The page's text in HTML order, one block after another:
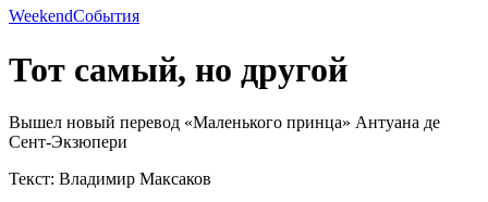
WeekendСобытия
Тот самый, но другой
Вышел новый перевод «Маленького принца» Антуана де
Сент-Экзюпери
Текст: Владимир Максаков